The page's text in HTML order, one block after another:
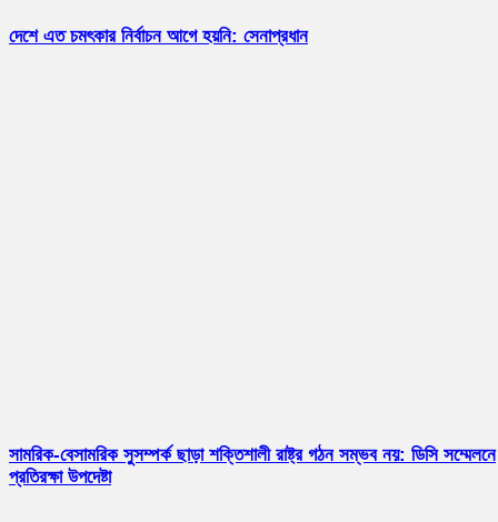
দেশে এত চমৎকার নির্বাচন আগে হয়নি: সেনাপ্রধান
সামরিক-বেসামরিক সুসম্পর্ক ছাড়া শক্তিশালী রাষ্ট্র গঠন সম্ভব নয়: ডিসি সম্মেলনে
প্রতিরক্ষা উপদেষ্টা